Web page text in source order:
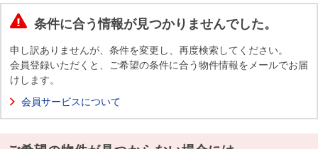
買いたいTOP
中古
マン
築・
売りたいTOP
無
料
却
店舗案内TOP
店舗のご
案内（首
案内（名
案内（関
会社情報TOP
ごあいさ
つ
要
Way
採用情報TOP
新卒採用
情報
採用情報
店舗案内
会社情報
採用情報
条件に合う情報が見つかりませんでした。
申し訳ありませんが、条件を変更し、再度検索してください。
会員登録いただくと、ご希望の条件に合う物件情報をメールでお届
けします。
会員サービスについて